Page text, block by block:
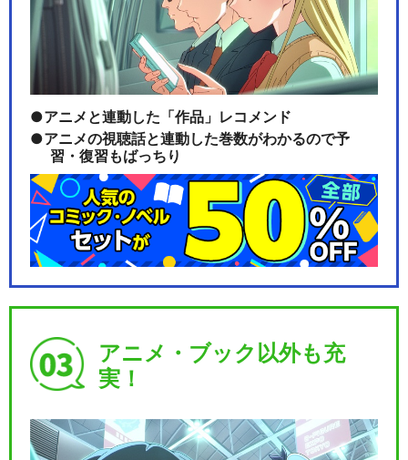
アニメと連動した「作品」レコメンド
アニメの視聴話と連動した巻数がわかるので予
習・復習もばっちり
アニメ・ブック以外も充
実！